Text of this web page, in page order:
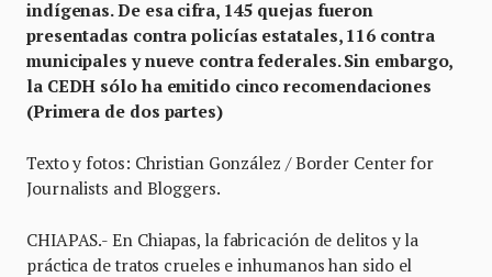
indígenas. De esa cifra, 145 quejas fueron
presentadas contra policías estatales, 116 contra
municipales y nueve contra federales. Sin embargo,
la CEDH sólo ha emitido cinco recomendaciones
(Primera de dos partes)
Texto y fotos: Christian González / Border Center for
Journalists and Bloggers.
CHIAPAS.- En Chiapas, la fabricación de delitos y la
práctica de tratos crueles e inhumanos han sido el